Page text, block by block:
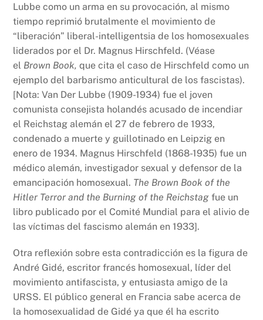
Lubbe como un arma en su provocación, al mismo
tiempo reprimió brutalmente el movimiento de
“liberación” liberal-intelligentsia de los homosexuales
liderados por el Dr. Magnus Hirschfeld. (Véase
el Brown Book,que cita el caso de Hirschfeld como un
ejemplo del barbarismo anticultural de los fascistas).
[Nota: Van Der Lubbe (1909-1934) fue el joven
comunista consejista holandés acusado de incendiar
el Reichstag alemán el 27 de febrero de 1933,
condenado a muerte y guillotinado en Leipzig en
enero de 1934. Magnus Hirschfeld (1868-1935) fue un
médico alemán, investigador sexual y defensor de la
emancipación homosexual. The Brown Book of the
Hitler Terror and the Burning of the Reichstag fue un
libro publicado por el Comité Mundial para el alivio de
las víctimas del fascismo alemán en 1933].
Otra reflexión sobre esta contradicción es la figura de
André Gidé, escritor francés homosexual, líder del
movimiento antifascista, y entusiasta amigo de la
URSS. El público general en Francia sabe acerca de
la homosexualidad de Gidé ya que él ha escrito